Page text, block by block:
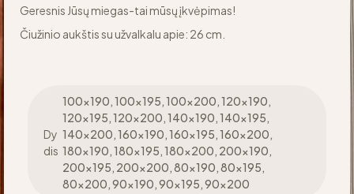
Geresnis Jūsų miegas-tai mūsų įkvėpimas!
Čiužinio aukštis su užvalkalu apie: 26 cm.
Dy
dis
100×190, 100×195, 100×200, 120×190,
120×195, 120×200, 140×190, 140×195,
140×200, 160×190, 160×195, 160×200,
180×190, 180×195, 180×200, 200×190,
200×195, 200×200, 80×190, 80×195,
80×200, 90×190, 90×195, 90×200